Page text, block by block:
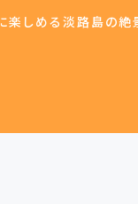
しめる淡路島の絶